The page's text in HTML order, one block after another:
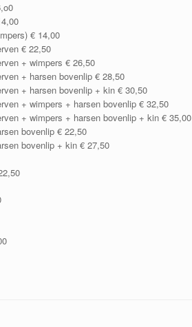
€ 14,00
€ 22,50
+ wimpers € 26,50
+ harsen bovenlip € 28,50
+ harsen bovenlip + kin € 30,50
+ wimpers + harsen bovenlip € 32,50
+ wimpers + harsen bovenlip + kin € 35,00
bovenlip € 22,50
bovenlip + kin € 27,50